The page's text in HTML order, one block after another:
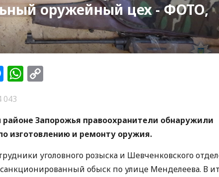
оружейный цех - ФОТО,
Messenger
WhatsApp
043
Запорожья правоохранители обнаружили
изготовлению и ремонту оружия.
уголовного розыска и Шевченковского
обыск по улице Менделеева. В